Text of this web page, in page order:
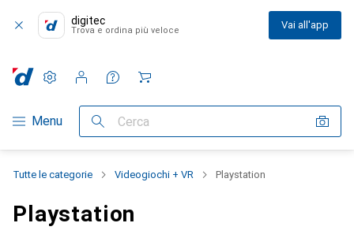
digitec
Trova e ordina più veloce Vai all'app
Categoria Navigazione
Menu Cerca
Impostazioni
Conto cliente
Liste di confronto
Liste dei desideri
Carrello
Tutte le categorie Videogiochi + VR Playstation
Playstation